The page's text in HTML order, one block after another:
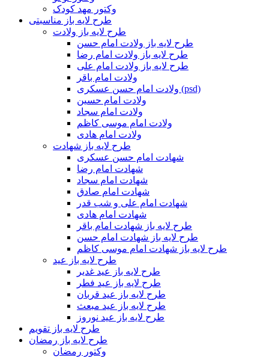
وکتور مهد کودک
طرح لایه باز مناسبتی
طرح لایه باز ولادت
طرح لایه باز ولادت امام حسن
طرح لایه باز ولادت امام رضا
طرح لایه باز ولادت امام علی
ولادت امام باقر
ولادت امام حسن عسکری (psd)
ولادت امام حسین
ولادت امام سجاد
ولادت امام موسی کاظم
ولادت امام هادی
طرح لایه باز شهادت
شهادت امام حسن عسکری
شهادت امام رضا
شهادت امام سجاد
شهادت امام صادق
شهادت امام علی و شب قدر
شهادت امام هادی
طرح لایه باز شهادت امام باقر
طرح لایه باز شهادت امام حسن
طرح لایه باز شهادت امام موسی کاظم
طرح لایه باز عید
طرح لایه باز عید غدیر
طرح لایه باز عید فطر
طرح لایه باز عید قربان
طرح لایه باز عید مبعث
طرح لایه باز عید نوروز
طرح لایه باز تقویم
طرح لایه باز رمضان
وکتور رمضان